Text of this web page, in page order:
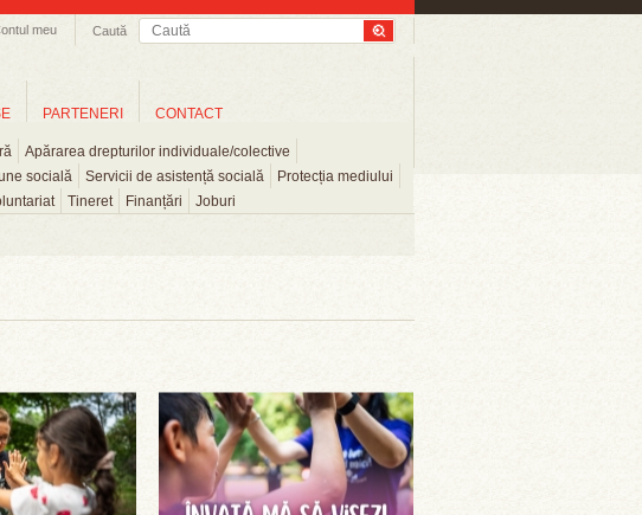
Caută
meu
Apărarea drepturilor individuale/colective
socială Servicii de asistență socială
Protecția mediului
Tineret Finanțări Joburi
PARTENERI CONTACT